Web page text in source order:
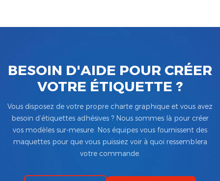
BESOIN D'AIDE POUR CRÉER
VOTRE ÉTIQUETTE ?
Vous disposez de votre propre charte graphique et vous avez
besoin d’étiquettes adhésives ? Nous sommes là pour créer
vos modèles sur-mesure. Nos équipes vous fournissent des
maquettes pour que vous puissiez voir à quoi ressemblera
votre commande.